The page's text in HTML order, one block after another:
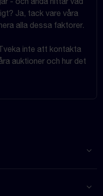
Ja, tack vare våra
alla dessa faktorer.
inte att kontakta
auktioner och hur det